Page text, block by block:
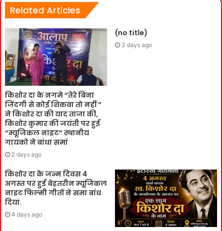
Related Articles
किशोर दा के नगमे “तेरे बिना
जिंदगी से कोई शिकवा तो नहीं ”
ने किशोर दा की याद ताजा की,
किशोर कुमार की जयंती पर हुई
“म्यूजिकल नाइट” स्थानीय
गायको ने बांधा समां
2 days ago
(no title)
3 days ago
किशोर दा के जन्म दिवस 4
अगस्त पर हुई बेहतरीन म्यूजिकल
नाइट फिल्मी गीतों ने समा बांध
दिया.
4 days ago